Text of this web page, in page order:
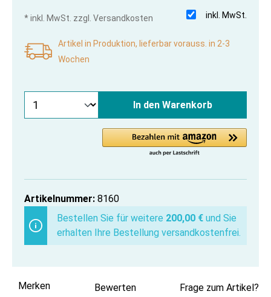
inkl. MwSt.
* inkl. MwSt. zzgl. Versandkosten
Artikel in Produktion, lieferbar vorauss. in 2-3
Wochen
In den Warenkorb
Artikelnummer: 8160
Bestellen Sie für weitere 200,00 € und Sie
erhalten Ihre Bestellung versandkostenfrei.
Merken Bewerten Frage zum Artikel?